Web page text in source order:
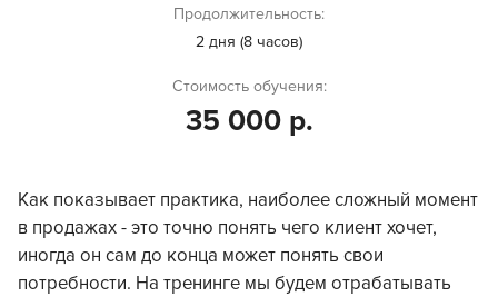
Продолжительность:
2 дня (8 часов)
Стоимость обучения:
35 000 р.
Как показывает практика, наиболее сложный момент
в продажах - это точно понять чего клиент хочет,
иногда он сам до конца может понять свои
потребности. На тренинге мы будем отрабатывать